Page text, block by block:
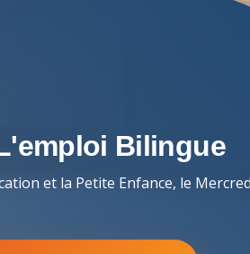
Bilingue
et la Petite Enfance, le